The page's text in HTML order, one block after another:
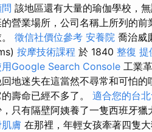
該地區還有大量的瑜伽學校，
的營業場所，公司名稱上所列的
徵信社價位參考 安養院 喬治威
按摩技術課程 於 1840 整復 提
用Google Search Console 工業
地迷失在這當然不尋常和可怕
壽命已經不多了。 適合您的台
只有隔壁阿姨養了一隻西班牙獵
膚 在那裡，年輕女孩牽著四隻